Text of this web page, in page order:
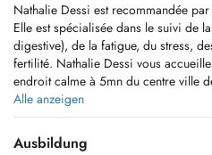
Nathalie Dessi est recommandée
Elle est spécialisée dans le suivi de
digestive), de la fatigue, du stress,
fertilité. Nathalie Dessi vous
endroit calme à 5mn du centre ville
d'une place de parking gratuite.
Nathalie Dessi est une acupunctrice
Alle anzeigen
Ausbildung